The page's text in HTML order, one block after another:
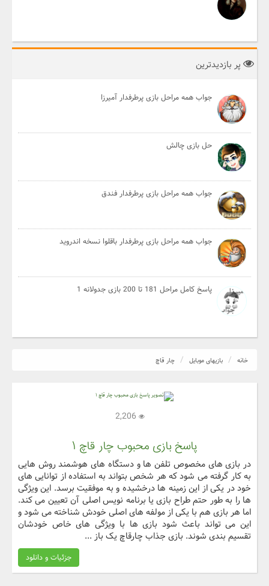
پر بازدیدترین
جواب همه مراحل بازی پرطرفدار آمیرزا
حل بازی چالش
جواب همه مراحل بازی پرطرفدار فندق
جواب همه مراحل بازی پرطرفدار باقلوا نسخه اندروید
پاسخ کامل مراحل 181 تا 200 بازی جدولانه 1
خانه بازیهای موبایل چار قاچ
پاسخ بازی محبوب چار قاچ ۱
در بازی های مخصوص تلفن ها و دستگاه های هوشمند روش هایی
به کار گرفته می شود که هر شخص بتواند به استفاده از توانایی های
خود در یکی از این زمینه ها درخشیده و به موفقیت برسد. این ویژگی
ها را به طور حتم طراح بازی یا برنامه نویس اصلی آن تعیین می کند.
اما هر بازی هم با یکی از مولفه های اصلی خودش شناخته می شود و
این می تواند باعث شود بازی ها با ویژگی های خاص خودشان
تقسیم بندی شوند. بازی جذاب چارقاچ یک باز ...
جزئیات و دانلود